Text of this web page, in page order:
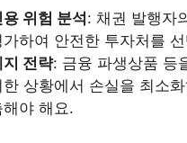
용 위험 분석: 채권 발행자
가하여 안전한 투자처를
지 전략: 금융 파생상품 등
한 상황에서 손실을 최소
해야 해요.